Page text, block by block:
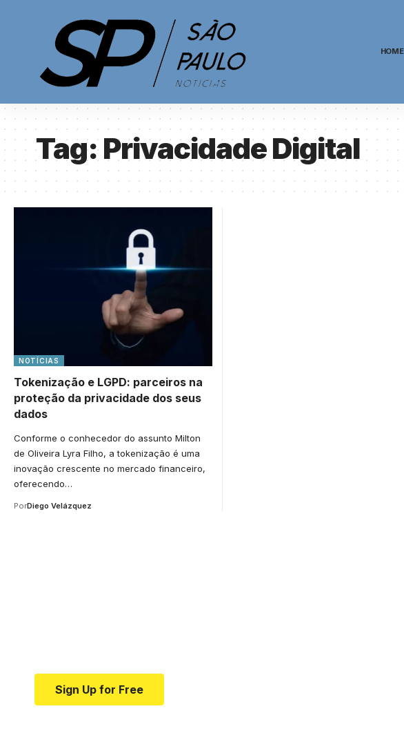
HOME
Tag:Privacidade Digital
NOTÍCIAS
Tokenização e LGPD: parceiros na
proteção da privacidade dos seus
dados
Conforme o conhecedor do assunto Milton
de Oliveira Lyra Filho, a tokenização é uma
inovação crescente no mercado financeiro,
oferecendo…
PorDiego Velázquez
Sign Up for Free